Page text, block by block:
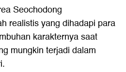
Seochodong
realistis yang dihadapi para
karakternya saat
mungkin terjadi dalam